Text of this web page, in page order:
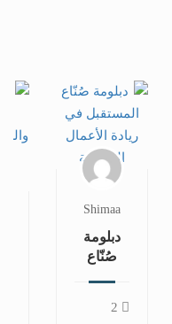
Shimaa
دبلومة
صُنّاع
الأعمال
2